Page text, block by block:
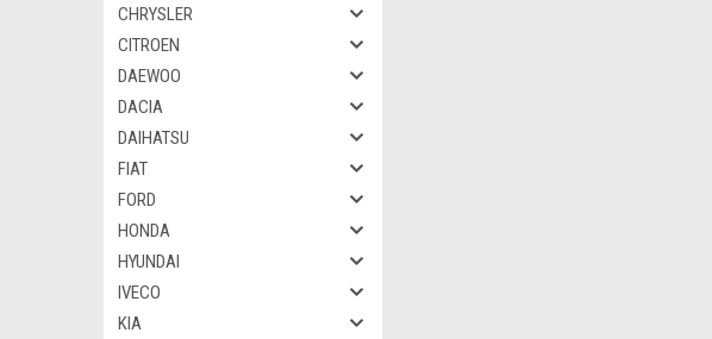
CHRYSLER
CITROEN
DAEWOO
DACIA
DAIHATSU
FIAT
FORD
HONDA
HYUNDAI
IVECO
KIA